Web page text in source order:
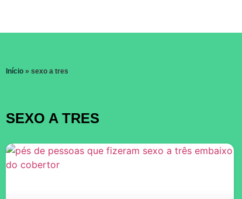
Início » sexo a tres
SEXO A TRES